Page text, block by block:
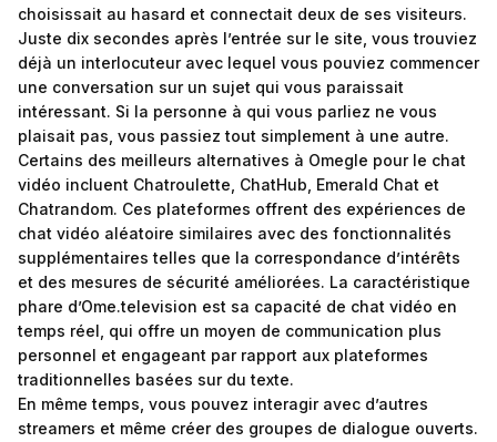
choisissait au hasard et connectait deux de ses visiteurs.
Juste dix secondes après l’entrée sur le site, vous trouviez
déjà un interlocuteur avec lequel vous pouviez commencer
une conversation sur un sujet qui vous paraissait
intéressant. Si la personne à qui vous parliez ne vous
plaisait pas, vous passiez tout simplement à une autre.
Certains des meilleurs alternatives à Omegle pour le chat
vidéo incluent Chatroulette, ChatHub, Emerald Chat et
Chatrandom. Ces plateformes offrent des expériences de
chat vidéo aléatoire similaires avec des fonctionnalités
supplémentaires telles que la correspondance d’intérêts
et des mesures de sécurité améliorées. La caractéristique
phare d’Ome.television est sa capacité de chat vidéo en
temps réel, qui offre un moyen de communication plus
personnel et engageant par rapport aux plateformes
traditionnelles basées sur du texte.
En même temps, vous pouvez interagir avec d’autres
streamers et même créer des groupes de dialogue ouverts.